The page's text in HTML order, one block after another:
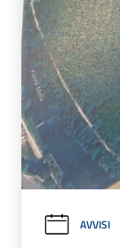
AVVISI